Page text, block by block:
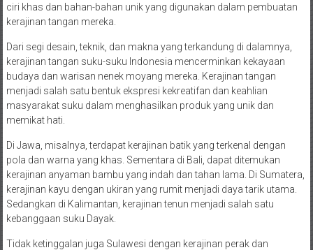
ciri khas dan bahan-bahan unik yang digunakan dalam pembuatan
kerajinan tangan mereka.
Dari segi desain, teknik, dan makna yang terkandung di dalamnya,
kerajinan tangan suku-suku Indonesia mencerminkan kekayaan
budaya dan warisan nenek moyang mereka. Kerajinan tangan
menjadi salah satu bentuk ekspresi kekreatifan dan keahlian
masyarakat suku dalam menghasilkan produk yang unik dan
memikat hati.
Di Jawa, misalnya, terdapat kerajinan batik yang terkenal dengan
pola dan warna yang khas. Sementara di Bali, dapat ditemukan
kerajinan anyaman bambu yang indah dan tahan lama. Di Sumatera,
kerajinan kayu dengan ukiran yang rumit menjadi daya tarik utama.
Sedangkan di Kalimantan, kerajinan tenun menjadi salah satu
kebanggaan suku Dayak.
Tidak ketinggalan juga Sulawesi dengan kerajinan perak dan